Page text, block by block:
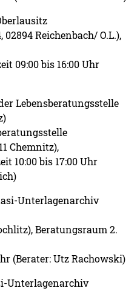
Reichenbach/ O.L.),
09:00 bis 16:00 Uhr
Lebensberatungsstelle
Chemnitz),
10:00 bis 17:00 Uhr
Unterlagenarchiv
Beratungsraum 2.
(Berater: Utz Rachowski)
Unterlagenarchiv